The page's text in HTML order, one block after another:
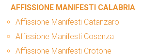
AFFISSIONE MANIFESTI CALABRIA
Affissione Manifesti Catanzaro
Affissione Manifesti Cosenza
Affissione Manifesti Crotone